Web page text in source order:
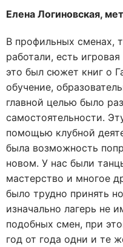
Елена Логиновская,
В профильных сменах,
работали, есть
это был сюжет книг о
обучение,
главной целью было
самостоятельности.
помощью клубной
была возможность
новом. У нас были
мастерство и многое
было трудно принять
изначально лагерь не
подобных смен, при
год от года одни и те